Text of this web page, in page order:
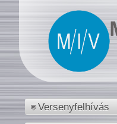
Versenyfelhívás